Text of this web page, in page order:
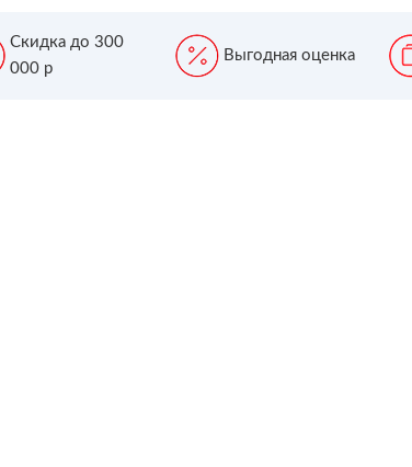
Скидка до 300
000 р
Выгодная оценка